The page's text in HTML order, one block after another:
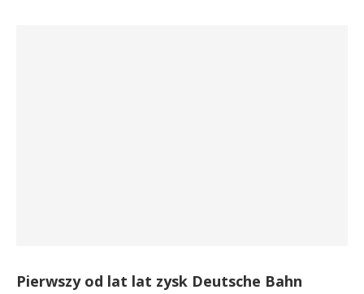
Pierwszy od lat lat zysk Deutsche Bahn